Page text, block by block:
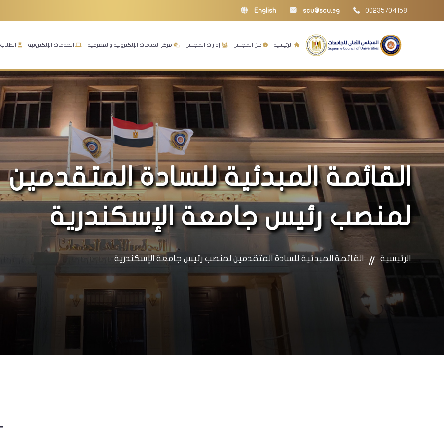
00235704158
scu@scu.eg
English
الرئيسية عن المجلس إدارات المجلس مركز الخدمات الإلكترونية والمعرفية الخدمات الإلكترونية الطلاب
القائمة المبدئية للسادة المتقدمين
لمنصب رئيس جامعة الإسكندرية
الرئيسية القائمة المبدئية للسادة المتقدمين لمنصب رئيس جامعة الإسكندرية